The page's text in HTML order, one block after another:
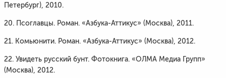
Петербург), 2010.
20. Псоглавцы. Роман. «Азбука-Аттикус» (Москва), 2011.
21. Комьюнити. Роман. «Азбука-Аттикус» (Москва), 2012.
22. Увидеть русский бунт. Фотокнига. «ОЛМА Медиа Групп»
(Москва), 2012.